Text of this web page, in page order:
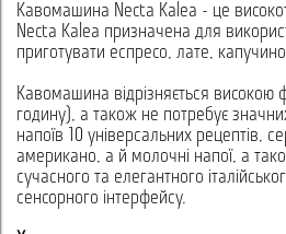
Кавомашина Necta Kalea - це
Necta Kalea призначена для
приготувати еспресо, лате, капучино
Кавомашина відрізняється високою
годину), а також не потребує
напоїв 10 універсальних
американо, а й молочні напої, а
сучасного та елегантного
сенсорного інтерфейсу.